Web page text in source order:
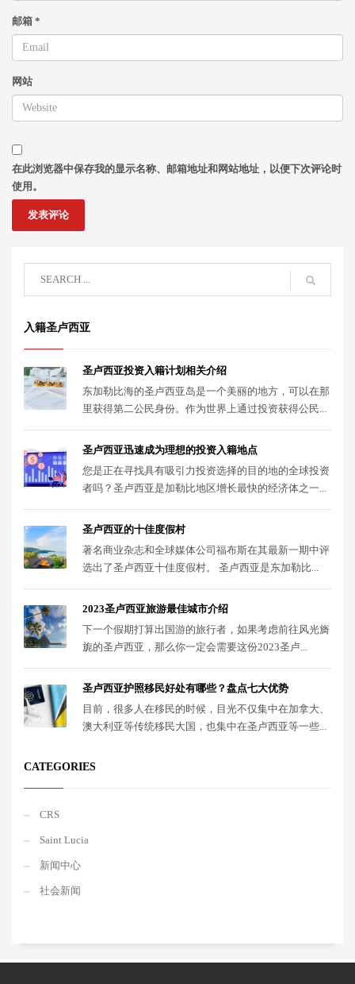
邮箱 *
网站
在此浏览器中保存我的显示名称、邮箱地址和网站地址，以便下次评论时
使用。
入籍圣卢西亚
圣卢西亚投资入籍计划相关介绍
东加勒比海的圣卢西亚岛是一个美丽的地方，可以在那
里获得第二公民身份。作为世界上通过投资获得公民...
圣卢西亚迅速成为理想的投资入籍地点
您是正在寻找具有吸引力投资选择的目的地的全球投资
者吗？圣卢西亚是加勒比地区增长最快的经济体之一...
圣卢西亚的十佳度假村
著名商业杂志和全球媒体公司福布斯在其最新一期中评
选出了圣卢西亚十佳度假村。 圣卢西亚是东加勒比...
2023圣卢西亚旅游最佳城市介绍
下一个假期打算出国游的旅行者，如果考虑前往风光旖
旎的圣卢西亚，那么你一定会需要这份2023圣卢...
圣卢西亚护照移民好处有哪些？盘点七大优势
目前，很多人在移民的时候，目光不仅集中在加拿大、
澳大利亚等传统移民大国，也集中在圣卢西亚等一些...
CATEGORIES
CRS
Saint Lucia
新闻中心
社会新闻